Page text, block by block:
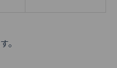
。